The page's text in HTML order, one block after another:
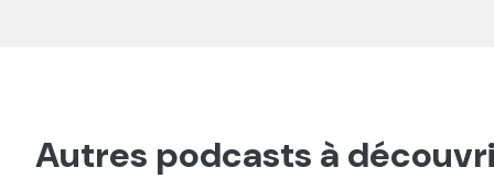
Autres podcasts à